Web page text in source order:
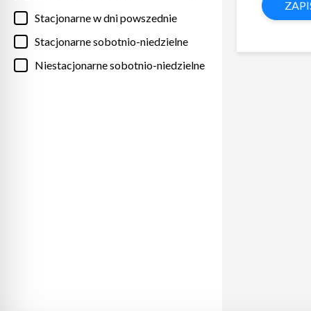
Stacjonarne w dni powszednie
Stacjonarne sobotnio-niedzielne
Niestacjonarne sobotnio-niedzielne